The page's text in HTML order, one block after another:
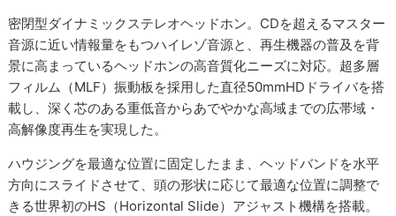
密閉型ダイナミックステレオヘッドホン。CDを超えるマスター
音源に近い情報量をもつハイレゾ音源と、再生機器の普及を背
景に高まっているヘッドホンの高音質化ニーズに対応。超多層
フィルム（MLF）振動板を採用した直径50mmHDドライバを搭
載し、深く芯のある重低音からあでやかな高域までの広帯域・
高解像度再生を実現した。
ハウジングを最適な位置に固定したまま、ヘッドバンドを水平
方向にスライドさせて、頭の形状に応じて最適な位置に調整で
きる世界初のHS（Horizontal Slide）アジャスト機構を搭載。